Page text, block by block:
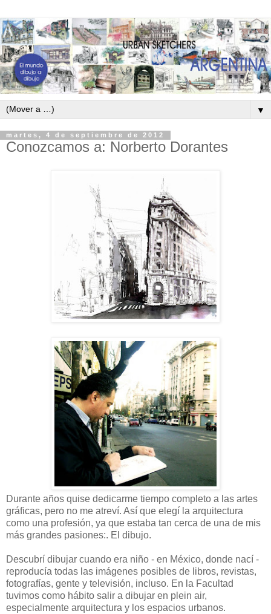
▼
martes, 4 de septiembre de 2012
Conozcamos a: Norberto Dorantes
Durante años quise dedicarme tiempo completo a las artes
gráficas, pero no me atreví. Así que elegí la arquitectura
como una profesión, ya que estaba tan cerca de una de mis
más grandes pasiones:. El dibujo.
Descubrí dibujar cuando era niño - en México, donde nací -
reproducía todas las imágenes posibles de libros, revistas,
fotografías, gente y televisión, incluso. En la Facultad
tuvimos como hábito salir a dibujar en plein air,
especialmente arquitectura y los espacios urbanos.